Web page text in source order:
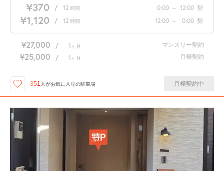
¥370 / 12 時間 0:00 ～ 12:00 契
¥1,120 / 12 時間 12:00 ～ 0:00 契
¥27,000 / 1 ヶ月 マンスリー契約
¥25,000 / 1 ヶ月 月極契約
351 人がお気に入りの駐車場 月極契約中